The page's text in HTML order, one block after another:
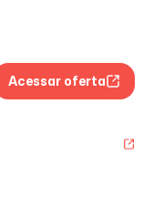
Acessar oferta